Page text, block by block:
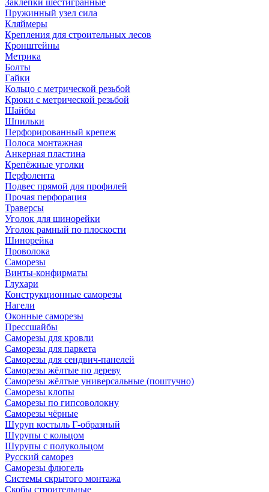
Заклепки шестигранные
Пружинный узел сила
Кляймеры
Крепления для строительных лесов
Кронштейны
Метрика
Болты
Гайки
Кольцо с метрической резьбой
Крюки с метрической резьбой
Шайбы
Шпильки
Перфорированный крепеж
Полоса монтажная
Анкерная пластина
Крепёжные уголки
Перфолента
Подвес прямой для профилей
Прочая перфорация
Траверсы
Уголок для шинорейки
Уголок рамный по плоскости
Шинорейка
Проволока
Саморезы
Винты-конфирматы
Глухари
Конструкционные саморезы
Нагели
Оконные саморезы
Прессшайбы
Саморезы для кровли
Саморезы для паркета
Саморезы для сендвич-панелей
Саморезы жёлтые по дереву
Саморезы жёлтые универсальные (поштучно)
Саморезы клопы
Саморезы по гипсоволокну
Саморезы чёрные
Шуруп костыль Г-образный
Шурупы с кольцом
Шурупы с полукольцом
Русский саморез
Саморезы флюгель
Системы скрытого монтажа
Скобы строительные